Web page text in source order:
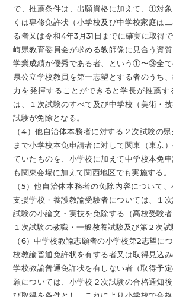
で、推薦条件は、出願資格に加えて、①対
くは専修免許状（小学校及び中学校家庭は
る者又は令和4年3月31日までに確実に取得
崎県教育委員会が求める教師像に見合う資
学業成績が優秀である者、という①〜③全
県公立学校教員を第一志望とする者のうち
力を発揮することができると学長が推薦す
は、１次試験のすべて及び中学校（美術・
試験が免除となる。
（4）他自治体本務者に対する２次試験の
まで小学校本免申請者に対して関東（東京
ていたものを、小学校に加えて中学校本免
も関東会場に加えて関西地区でも実施する。
（5）他自治体本務者の免除内容について
支援学校・養護教諭受験者については、１
試験の小論文・実技を免除する（高校受験者
１次試験の教職・一般教養試験及び第２次試
（6）中学校教諭志願者の小学校第2志望に
校教諭普通免許状を有する者又は取得見込
学校教諭普通免許状を有しない者（取得予
願については、小学校２次試験の合格通知